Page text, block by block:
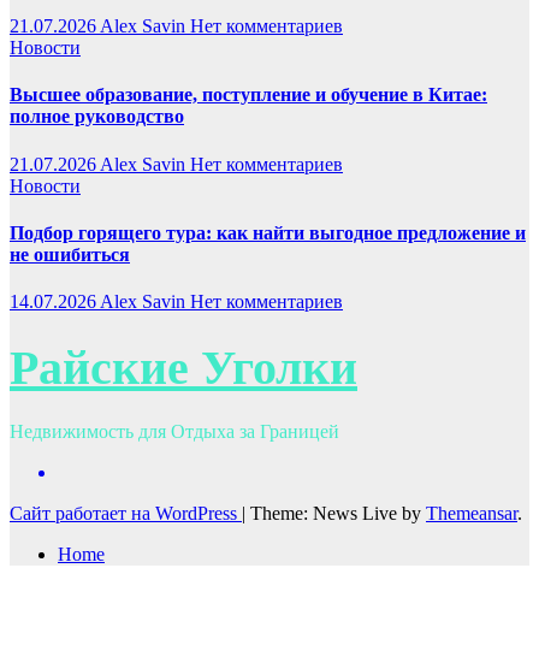
21.07.2026 Alex Savin Нет комментариев
Новости
Высшее образование, поступление и обучение в Китае:
полное руководство
21.07.2026 Alex Savin Нет комментариев
Новости
Подбор горящего тура: как найти выгодное предложение и
не ошибиться
14.07.2026 Alex Savin Нет комментариев
Райские Уголки
Недвижимость для Отдыха за Границей
Сайт работает на WordPress | Theme: News Live by Themeansar.
Home